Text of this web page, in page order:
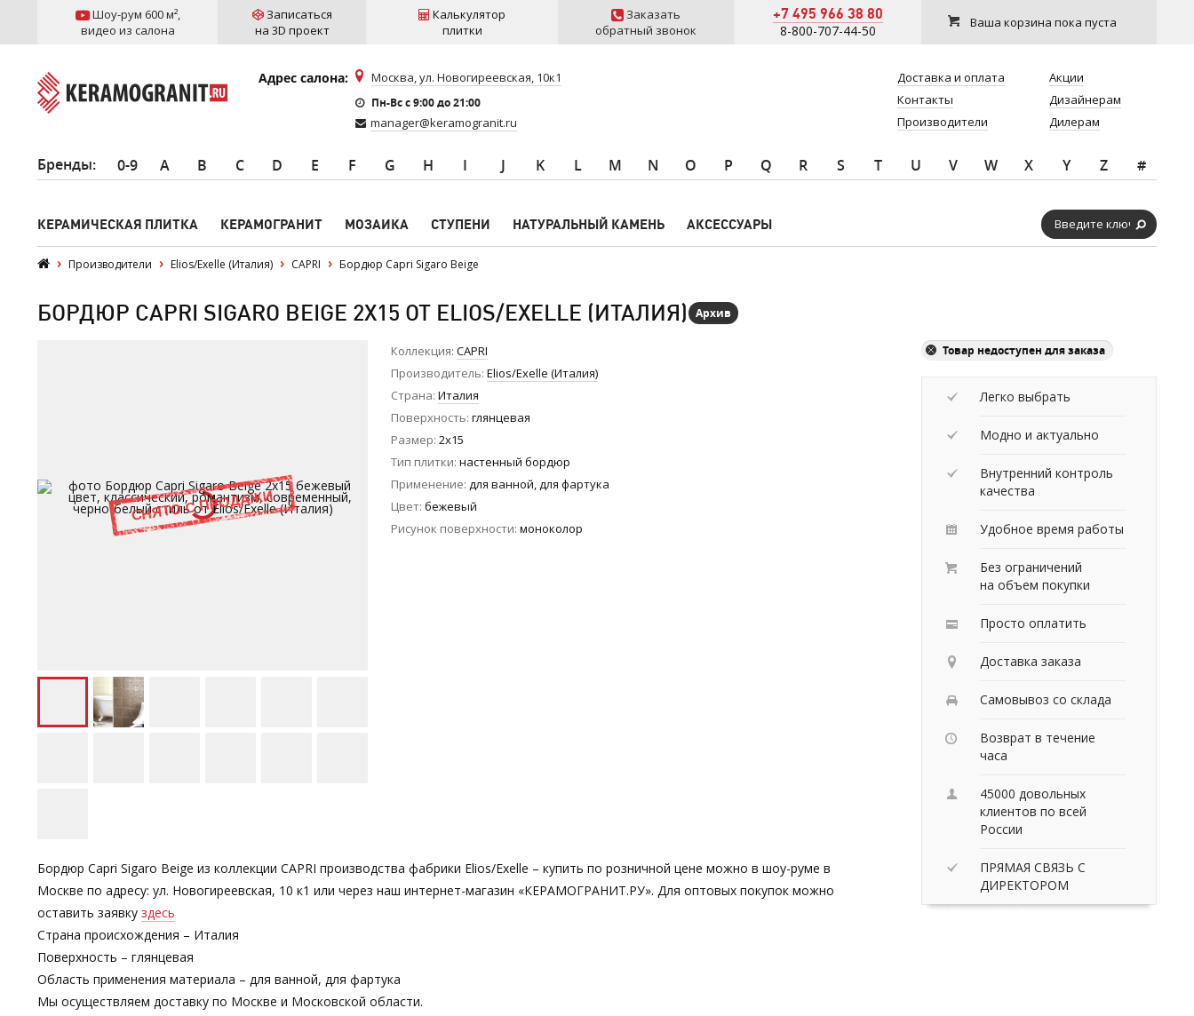
Шоу-рум 600 м²,
видео из салона
Записаться
на 3D проект
Калькулятор
плитки
Заказать
обратный звонок
+7 495 966 38 80
8-800-707-44-50 Ваша корзина пока пуста
Адрес салона: Москва, ул. Новогиреевская, 10к1
Пн-Вс c 9:00 до 21:00
manager@keramogranit.ru
Доставка и оплата
Контакты
Производители
Акции
Дизайнерам
Дилерам
Бренды: 0-9 A B C D E F G H I J K L M N O P Q R S T U V W X Y Z #
КЕРАМИЧЕСКАЯ ПЛИТКА КЕРАМОГРАНИТ МОЗАИКА СТУПЕНИ НАТУРАЛЬНЫЙ КАМЕНЬ АКСЕССУАРЫ
Производители Elios/Exelle (Италия) CAPRI Бордюр Capri Sigaro Beige
БОРДЮР CAPRI SIGARO BEIGE 2X15 ОТ ELIOS/EXELLE (ИТАЛИЯ) Архив
Коллекция CAPRI
Производитель Elios/Exelle (Италия)
Страна Италия
Поверхность глянцевая
Размер 2x15
Тип плитки настенный бордюр
Применение для ванной, для фартука
Цвет бежевый
Рисунок поверхности моноколор
Бордюр Capri Sigaro Beige из коллекции CAPRI производства фабрики Elios/Exelle – купить по розничной цене можно в шоу-руме в
Москве по адресу: ул. Новогиреевская, 10 к1 или через наш интернет-магазин «КЕРАМОГРАНИТ.РУ». Для оптовых покупок можно
оставить заявку здесь
Страна происхождения – Италия
Поверхность – глянцевая
Область применения материала – для ванной, для фартука
Мы осуществляем доставку по Москве и Московской области.
Товар недоступен для заказа
Легко выбрать
Модно и актуально
Внутренний контроль
качества
Удобное время работы
Без ограничений
на объем покупки
Просто оплатить
Доставка заказа
Самовывоз со склада
Возврат в течение
часа
45000 довольных
клиентов по всей
России
ПРЯМАЯ СВЯЗЬ С
ДИРЕКТОРОМ